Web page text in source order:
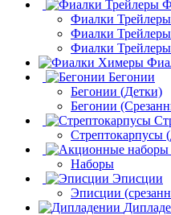
Фиалки
Фиалки
Фиалки
Бегонии
Бегонии (Детки)
Бегонии
Стрептокарпусы
Наборы
Эписции
Эписции